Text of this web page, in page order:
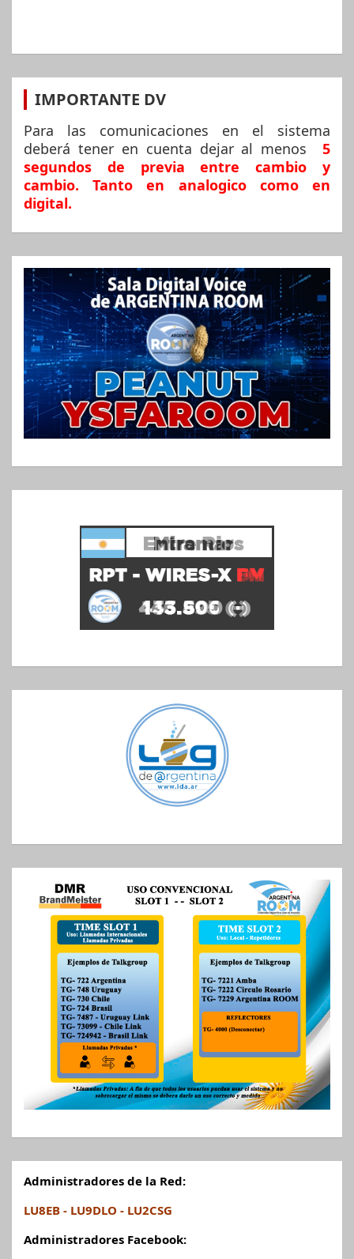
IMPORTANTE DV
Para las comunicaciones en el sistema
deberá tener en cuenta dejar al menos 5
segundos de previa entre cambio y
cambio. Tanto en analogico como en
digital.
Administradores de la Red:
LU8EB - LU9DLO - LU2CSG
Administradores Facebook: